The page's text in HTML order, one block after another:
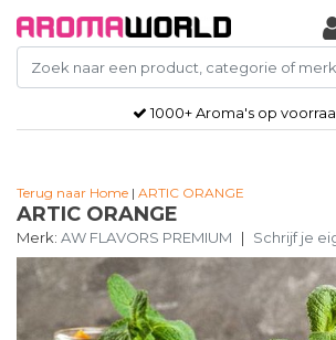
1000+ Aroma's op
Terug naar Home | ARTIC ORANGE
ARTIC ORANGE
Merk: AW FLAVORS PREMIUM | Schrijf je